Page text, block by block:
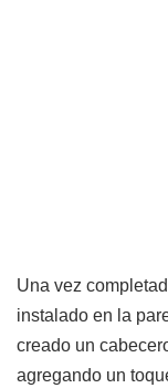
Una vez
instalado en la
creado un
agregando un